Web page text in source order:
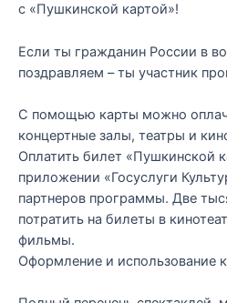
с «Пушкинской картой»!
Если ты гражданин России в
поздравляем – ты участник
С помощью карты можно
концертные залы, театры и
Оплатить билет «Пушкинской
приложении «Госуслуги
партнеров программы. Две
потратить на билеты в
фильмы.
Оформление и